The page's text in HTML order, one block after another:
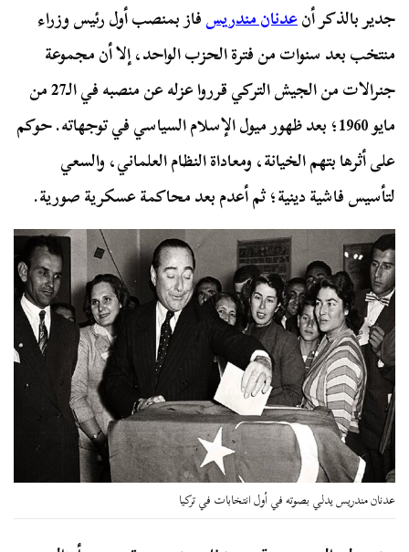
جدير بالذكر أنعدنان مندريسفاز بمنصب أول رئيس وزراء
منتخب بعد سنوات من فترة الحزب الواحد، إلا أن مجموعة
جنرالات من الجيش التركي قرروا عزله عن منصبه في الـ27 من
مايو 1960؛ بعد ظهور ميول الإسلام السياسي في توجهاته. حوكم
على أثرها بتهم الخيانة، ومعاداة النظام العلماني، والسعي
لتأسيس فاشية دينية؛ ثم أعدم بعد محاكمة عسكرية صورية.
عدنان مندريس يدلي بصوته في أول انتخابات في تركيا